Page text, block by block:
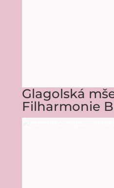
Glagolská
Filharmonie